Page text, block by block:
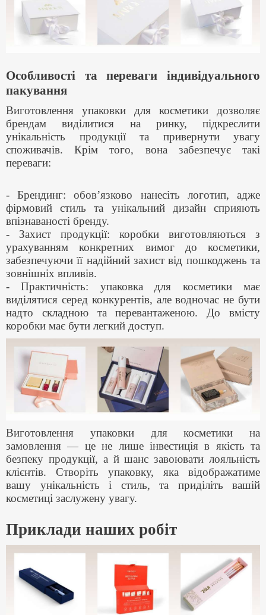
Особливості та переваги індивідуального
пакування
Виготовлення упаковки для косметики дозволяє
брендам виділитися на ринку, підкреслити
унікальність продукції та привернути увагу
споживачів. Крім того, вона забезпечує такі
переваги:
- Брендинг: обов’язково нанесіть логотип, адже
фірмовий стиль та унікальний дизайн сприяють
впізнаваності бренду.
- Захист продукції: коробки виготовляються з
урахуванням конкретних вимог до косметики,
забезпечуючи її надійний захист від пошкоджень та
зовнішніх впливів.
- Практичність: упаковка для косметики має
виділятися серед конкурентів, але водночас не бути
надто складною та перевантаженою. До вмісту
коробки має бути легкий доступ.
Виготовлення упаковки для косметики на
замовлення — це не лише інвестиція в якість та
безпеку продукції, а й шанс завоювати лояльність
клієнтів. Створіть упаковку, яка відображатиме
вашу унікальність і стиль, та приділіть вашій
косметиці заслужену увагу.
Приклади наших робіт